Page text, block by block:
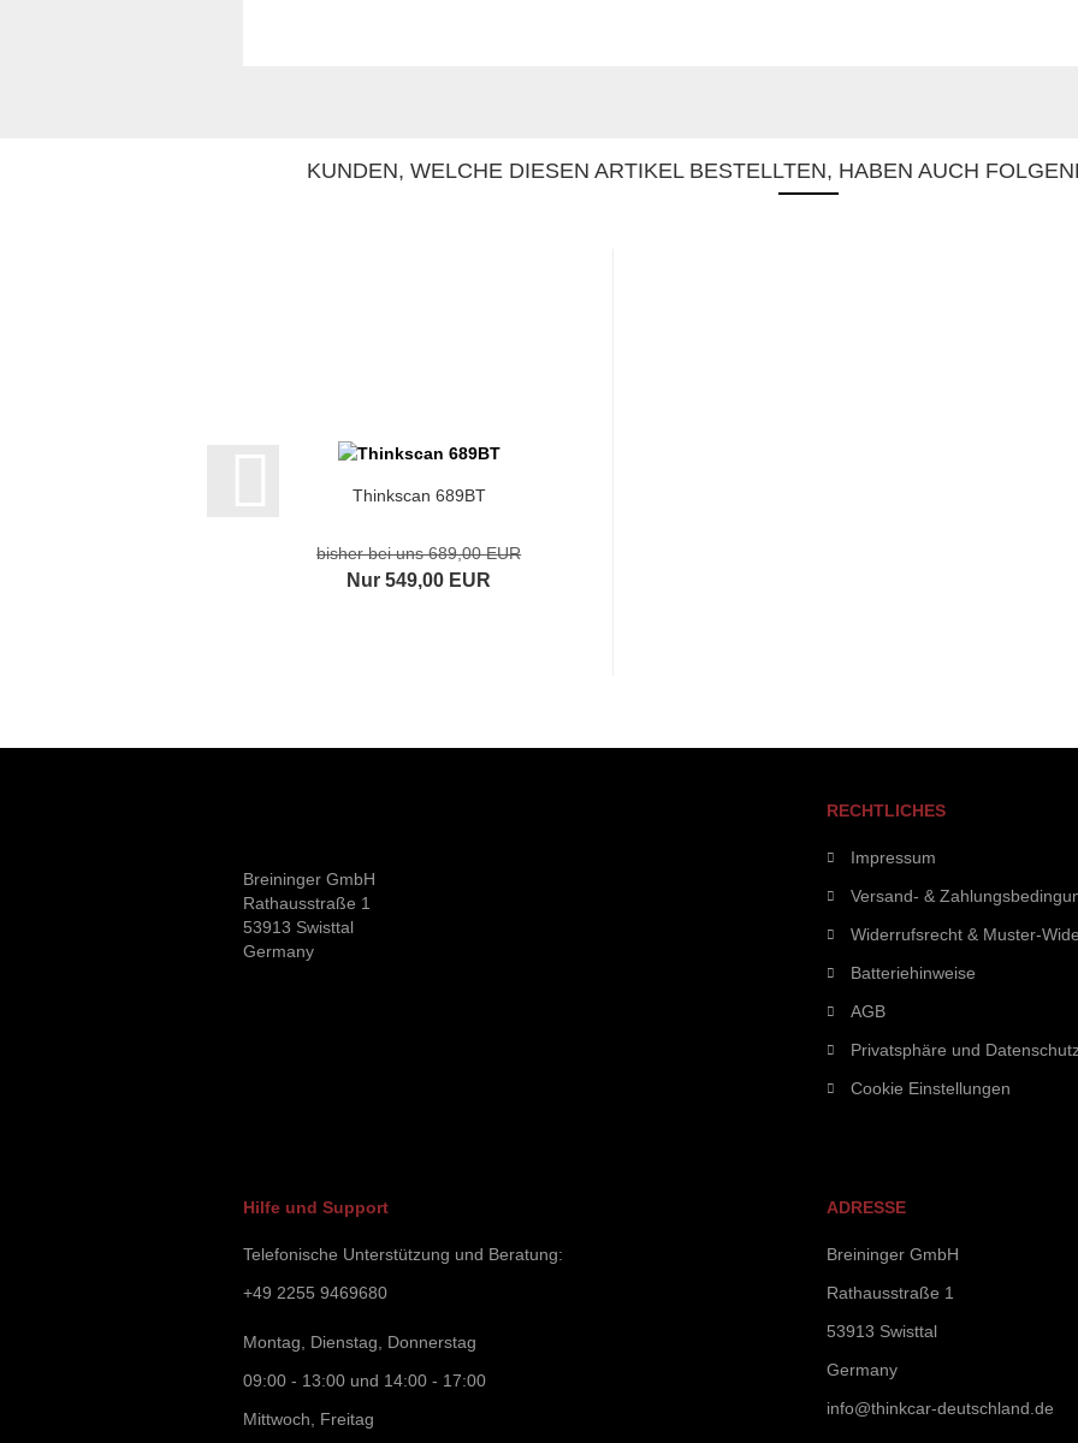
KUNDEN, WELCHE DIESEN ARTIKEL BESTELLTEN, HABEN AUCH
Thinkscan 689BT
bisher bei uns 689,00 EUR
Nur 549,00 EUR
Breininger GmbH
Rathausstraße 1
53913 Swisttal
Germany
RECHTLICHES
Impressum
Versand- &
Widerrufsrecht & Muster-
Batteriehinweise
AGB
Privatsphäre und
Cookie Einstellungen
Hilfe und Support
Telefonische Unterstützung und Beratung:
+49 2255 9469680
Montag, Dienstag, Donnerstag
09:00 - 13:00 und 14:00 - 17:00
Mittwoch, Freitag
ADRESSE
Breininger GmbH
Rathausstraße 1
53913 Swisttal
Germany
info@thinkcar-deutschland.de